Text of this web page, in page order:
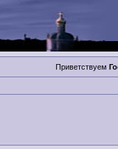
Приветствуем